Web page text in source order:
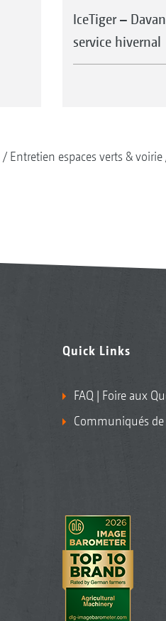
IceTiger –
service hivernal
Entretien espaces verts & voirie
Quick Links
FAQ | Foire aux
Communiqués de